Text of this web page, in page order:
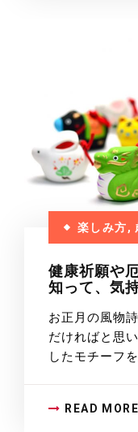
楽しみ方,
健康祈願や
知って、気
お正月の風物
だければと思
したモチーフ
READ MORE